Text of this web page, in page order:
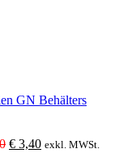
GN Behälters
Ursprünglicher
€ 3,40Aktueller
exkl. MWSt.